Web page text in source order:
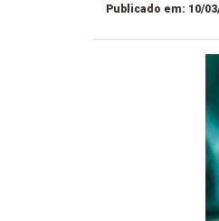
Publicado em: 10/